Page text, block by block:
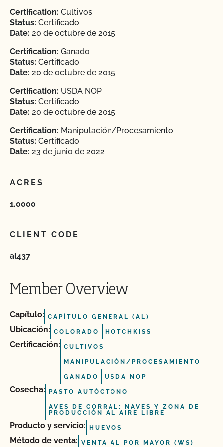
Certification: Cultivos
Status: Certificado
Date: 20 de octubre de 2015
Certification: Ganado
Status: Certificado
Date: 20 de octubre de 2015
Certification: USDA NOP
Status: Certificado
Date: 20 de octubre de 2015
Certification: Manipulación/Procesamiento
Status: Certificado
Date: 23 de junio de 2022
ACRES
1.0000
CLIENT CODE
al437
Member Overview
Capítulo: CAPÍTULO GENERAL (AL)
Ubicación: COLORADO HOTCHKISS
Certificación: CULTIVOS
MANIPULACIÓN/PROCESAMIENTO
GANADO USDA NOP
Cosecha: PASTO AUTÓCTONO
AVES DE CORRAL: NAVES Y ZONA DE
PRODUCCIÓN AL AIRE LIBRE
Producto y servicio: HUEVOS
Método de venta: VENTA AL POR MAYOR (WS)